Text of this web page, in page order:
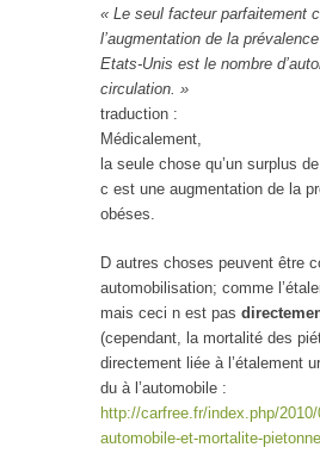
« Le seul facteur parfaitement
l’augmentation de la
Etats-Unis est le nombre
circulation. »
traduction :
Médicalement,
la seule chose qu’un surplus
c est une augmentation de la
obéses.
D autres choses peuvent être
automobilisation; comme
mais ceci n est pas
(cependant, la mortalité des
directement liée à l’étalement
du à l’automobile :
http://carfree.fr/index.php/
automobile-et-mortalite-